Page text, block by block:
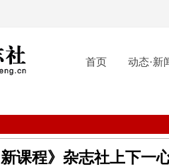
首页 动态·新
新课程》杂志社上下一